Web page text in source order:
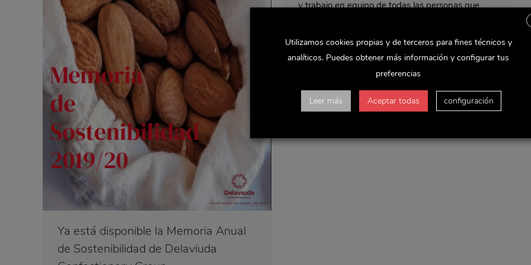
Ya está disponible la Memoria Anual
de Sostenibilidad de Delaviuda
y trabajo en equipo de todas las personas que
su…
Utilizamos cookies propias y de terceros para fines técnicos y
analíticos. Puedes obtener más información y configurar tus
preferencias
Leer más Aceptar todas configuración